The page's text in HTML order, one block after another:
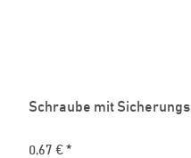
Schraube mit
0,67 € *